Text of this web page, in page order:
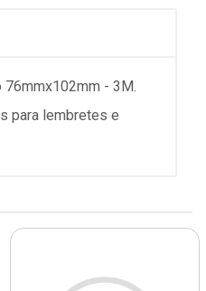
- 3M.
para lembretes e